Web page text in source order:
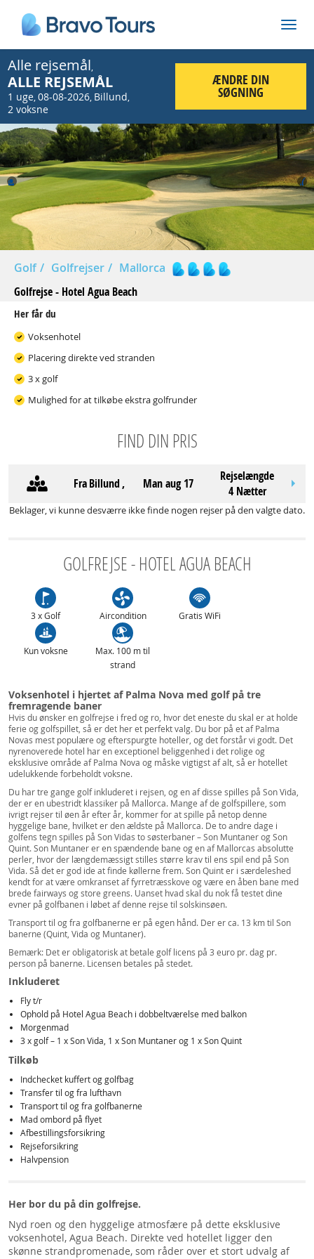
Alle rejsemål,
ALLE REJSEMÅL
1 uge,08-08-2026, Billund,
2 voksne
ÆNDRE DIN
SØGNING
Prev
Golf Golfrejser
Mallorca
Golfrejse - Hotel Agua Beach
Her får du
Voksenhotel
Placering direkte ved stranden
3 x golf
Mulighed for at tilkøbe ekstra golfrunder
FIND DIN PRIS
FraBillund, man aug 17
Rejselængde
4 Nætter
Beklager, vi kunne desværre ikke finde nogen rejser på den valgte dato.
GOLFREJSE - HOTEL AGUA BEACH
3 x Golf Aircondition Gratis WiFi
Kun voksne
Max. 100 m til
strand
Voksenhotel i hjertet af Palma Nova med golf på tre
fremragende baner
Hvis du ønsker en golfrejse i fred og ro, hvor det eneste du skal er at holde
ferie og golfspillet, så er det her et perfekt valg. Du bor på et af Palma
Novas mest populære og efterspurgte hoteller, og det forstår vi godt. Det
nyrenoverede hotel har en exceptionel beliggenhed i det rolige og
eksklusive område af Palma Nova og måske vigtigst af alt, så er hotellet
udelukkende forbeholdt voksne.
Du har tre gange golf inkluderet i rejsen, og en af disse spilles på Son Vida,
der er en ubestridt klassiker på Mallorca. Mange af de golfspillere, som
ivrigt rejser til øen år efter år, kommer for at spille på netop denne
hyggelige bane, hvilket er den ældste på Mallorca. De to andre dage i
golfens tegn spilles på Son Vidas to søsterbaner – Son Muntaner og Son
Quint. Son Muntaner er en spændende bane og en af Mallorcas absolutte
perler, hvor der længdemæssigt stilles større krav til ens spil end på Son
Vida. Så det er god ide at finde køllerne frem. Son Quint er i særdeleshed
kendt for at være omkranset af fyrretræsskove og være en åben bane med
brede fairways og store greens. Uanset hvad skal du nok få testet dine
evner på golfbanen i løbet af denne rejse til solskinsøen.
Transport til og fra golfbanerne er på egen hånd. Der er ca. 13 km til Son
banerne (Quint, Vida og Muntaner).
Bemærk: Det er obligatorisk at betale golf licens på 3 euro pr. dag pr.
person på banerne. Licensen betales på stedet.
Inkluderet
Fly t/r
Ophold på Hotel Agua Beach i dobbeltværelse med balkon
Morgenmad
3 x golf – 1 x Son Vida, 1 x Son Muntaner og 1 x Son Quint
Tilkøb
Indchecket kuffert og golfbag
Transfer til og fra lufthavn
Transport til og fra golfbanerne
Mad ombord på flyet
Afbestillingsforsikring
Rejseforsikring
Halvpension
Her bor du på din golfrejse.
Nyd roen og den hyggelige atmosfære på dette eksklusive
voksenhotel, Agua Beach. Direkte ved hotellet ligger den
skønne strandpromenade, som råder over et stort udvalg af